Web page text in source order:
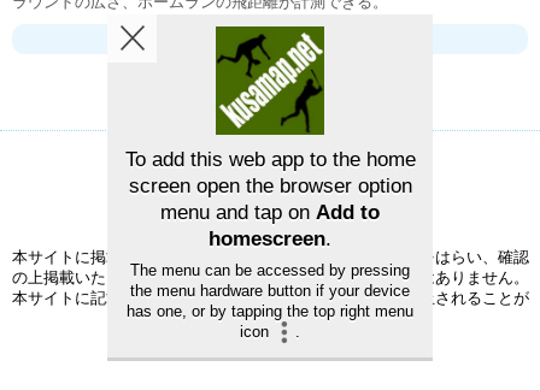
グラウンド詳細
草野球グラウンドマップ お問い合せ
©2026草野球グラウンドマップ
本サイトに掲載された情報の正確性については、充分注意をはらい、確認
の上掲載いたしますが、完全性、正確性を保証するものではありません。
本サイトに記載されている事項は、予告なく変更または廃止されることが
ありますので、予めご了承ください。
To add this web app to the home
screen open the browser option
menu and tap on Add to
homescreen.
The menu can be accessed by pressing
the menu hardware button if your device
has one, or by tapping the top right menu
icon
.